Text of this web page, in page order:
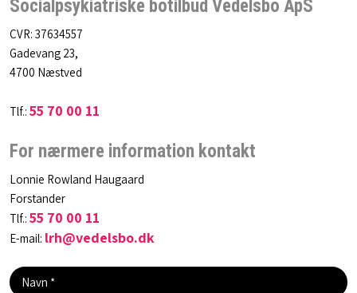
Socialpsykiatriske botilbud Vedelsbo ApS
CVR: 37634557
Gadevang 23,
4700 Næstved
Tlf.: 55 70 00 11
For nærmere information kontakt
​​​​Lonnie Rowland Haugaard
​Forstander
​Tlf.: 55 70 00 11
​E-mail: lrh@vedelsbo.dk